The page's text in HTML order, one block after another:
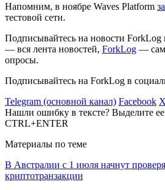
Напомним, в ноябре Waves Platform
тестовой сети.
Подписывайтесь на новости ForkLog
— вся лента новостей, ForkLog —
опросы.
Подписывайтесь на ForkLog в
Telegram (основной канал) Facebook X
Нашли ошибку в тексте? Выделите
CTRL+ENTER
Материалы по теме
В Австралии с 1 июля начнут
криптотранзакции